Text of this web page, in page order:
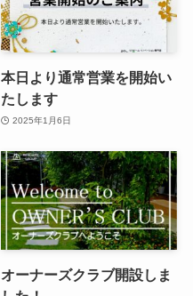
本日より通常営業を開始い
たします
2025年1月6日
オーナーズクラブ開設しま